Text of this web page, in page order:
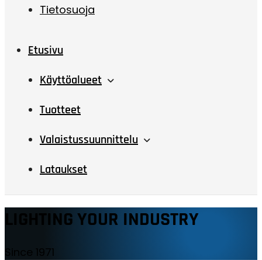
Tietosuoja
Etusivu
Käyttöalueet
Tuotteet
Valaistussuunnittelu
Lataukset
LIGHTING YOUR INDUSTRY
Since 1971